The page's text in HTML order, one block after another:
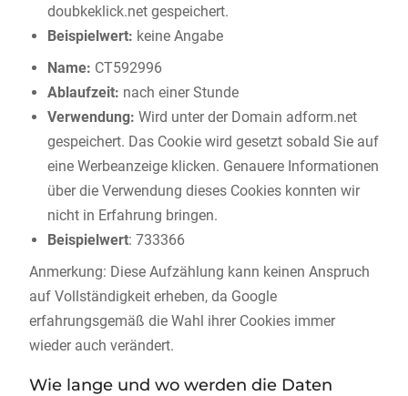
doubkeklick.net gespeichert.
Beispielwert: keine Angabe
Name: CT592996
Ablaufzeit: nach einer Stunde
Verwendung: Wird unter der Domain adform.net
gespeichert. Das Cookie wird gesetzt sobald Sie auf
eine Werbeanzeige klicken. Genauere Informationen
über die Verwendung dieses Cookies konnten wir
nicht in Erfahrung bringen.
Beispielwert: 733366
Anmerkung: Diese Aufzählung kann keinen Anspruch
auf Vollständigkeit erheben, da Google
erfahrungsgemäß die Wahl ihrer Cookies immer
wieder auch verändert.
Wie lange und wo werden die Daten